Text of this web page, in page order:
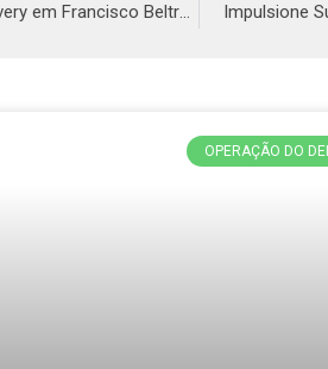
Impulsione Suas Vendas com o Melhor Sistema de Delivery em Francisco Beltrão
Impulsione
OPERAÇÃO DO